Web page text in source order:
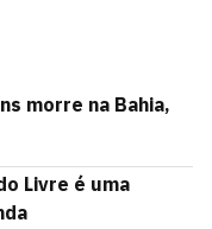
morre na Bahia,
Livre é uma